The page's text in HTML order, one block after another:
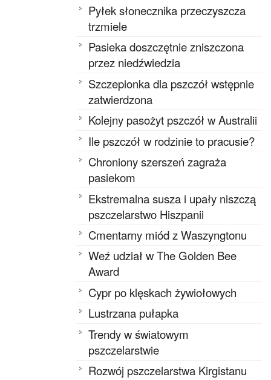
Pyłek słonecznika przeczyszcza
trzmiele
Pasieka doszczętnie zniszczona
przez niedźwiedzia
Szczepionka dla pszczół wstępnie
zatwierdzona
Kolejny pasożyt pszczół w Australii
Ile pszczół w rodzinie to pracusie?
Chroniony szerszeń zagraża
pasiekom
Ekstremalna susza i upały niszczą
pszczelarstwo Hiszpanii
Cmentarny miód z Waszyngtonu
Weź udział w The Golden Bee
Award
Cypr po klęskach żywiołowych
Lustrzana pułapka
Trendy w światowym
pszczelarstwie
Rozwój pszczelarstwa Kirgistanu